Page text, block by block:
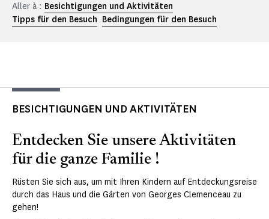
Aller à : Besichtigungen und Aktivitäten
Tipps für den Besuch Bedingungen für den Besuch
BESICHTIGUNGEN UND AKTIVITÄTEN
Entdecken Sie unsere Aktivitäten
für die ganze Familie !
Rüsten Sie sich aus, um mit Ihren Kindern auf Entdeckungsreise
durch das Haus und die Gärten von Georges Clemenceau zu
gehen!